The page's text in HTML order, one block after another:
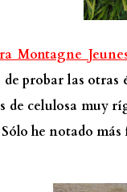
Montagne
de probar las
de celulosa muy
he notado